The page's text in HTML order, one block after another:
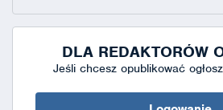
DLA REDAKTORÓW
Jeśli chcesz opublikować